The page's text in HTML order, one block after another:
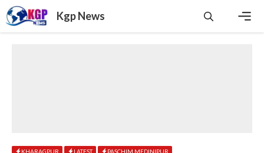
Skip
to
content
Kgp News
KHARAGPUR LATEST PASCHIM MEDINIPUR